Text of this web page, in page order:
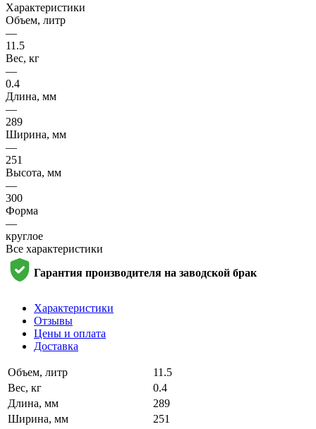
Характеристики
Объем, литр
—
11.5
Вес, кг
—
0.4
Длина, мм
—
289
Ширина, мм
—
251
Высота, мм
—
300
Форма
—
круглое
Все характеристики
Гарантия производителя на заводской брак
Характеристики
Отзывы
Цены и оплата
Доставка
Объем, литр
11.5
Вес, кг
0.4
Длина, мм
289
Ширина, мм
251